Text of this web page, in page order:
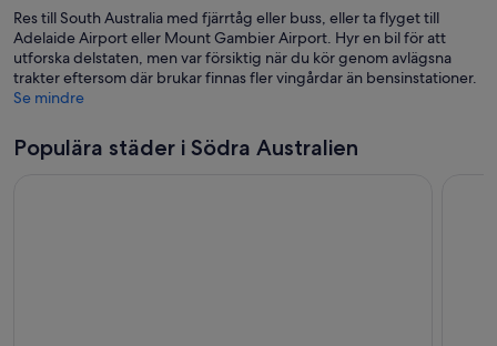
Res till South Australia med fjärrtåg eller buss, eller ta flyget till
Adelaide Airport eller Mount Gambier Airport. Hyr en bil för att
utforska delstaten, men var försiktig när du kör genom avlägsna
trakter eftersom där brukar finnas fler vingårdar än bensinstationer.
Se mindre
Populära städer i Södra Australien